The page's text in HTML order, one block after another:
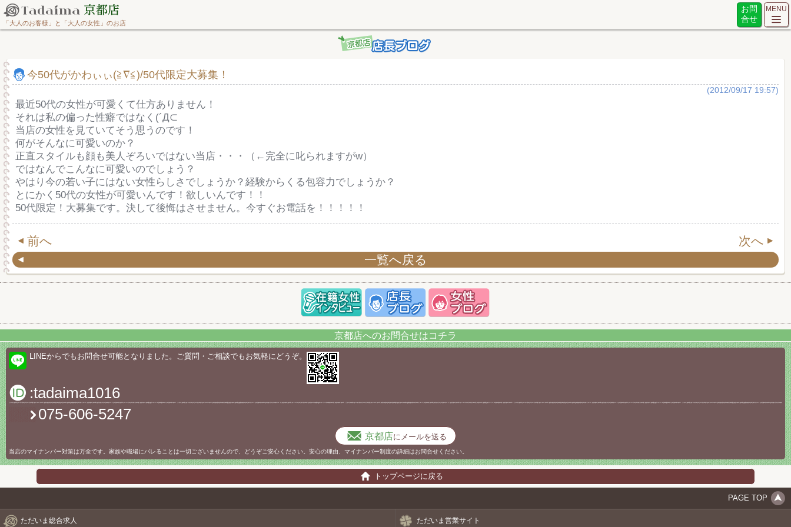
「大人のお客様」と「大人の女性」のお店
お問
合せ
MENU
今50代がかわぃぃ(≧∇≦)/50代限定大募集！
(2012/09/17 19:57)
最近50代の女性が可愛くて仕方ありません！
それは私の偏った性癖ではなく(´Д⊂
当店の女性を見ていてそう思うのです！
何がそんなに可愛いのか？
正直スタイルも顔も美人ぞろいではない当店・・・（←完全に叱られますがw）
ではなんでこんなに可愛いのでしょう？
やはり今の若い子にはない女性らしさでしょうか？経験からくる包容力でしょうか？
とにかく50代の女性が可愛いんです！欲しいんです！！
50代限定！大募集です。決して後悔はさせません。今すぐお電話を！！！！！
前へ
次へ
一覧へ戻る
京都店へのお問合せはコチラ
LINEからでもお問合せ可能となりました。ご質問・ご相談でもお気軽にどうぞ。
:tadaima1016
075-606-5247
京都店にメールを送る
当店のマイナンバー対策は万全です。家族や職場にバレることは一切ございませんので、どうぞご安心ください。安心の理由、マイナンバー制度の詳細はお問合せください。
トップページに戻る
PAGE TOP
ただいま総合求人 ただいま営業サイト